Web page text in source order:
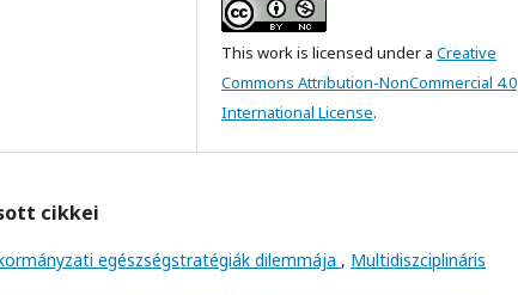
This work is licensed under a Creative
Commons Attribution-NonCommercial 4.0
International License.
cikkei
egészségstratégiák dilemmája , Multidiszciplináris